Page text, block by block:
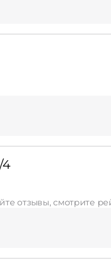
4
отзывы, смотрите